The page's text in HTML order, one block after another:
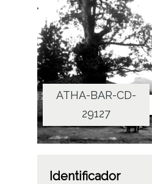
ATHA-BAR-CD-
29127
Identificador